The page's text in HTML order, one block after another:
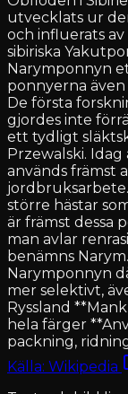
utvecklats ur
och influerats
sibiriska
Narymponnyn
ponnyerna
De första
gjordes inte
ett tydligt
Przewalski.
används främst
större hästar
är främst dessa
man avlar
benämns
Narymponnyn
mer selektivt,
Ryssland
hela färger
packning,
Källa: Wikipedia